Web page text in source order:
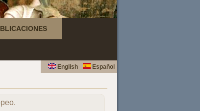
Español
English